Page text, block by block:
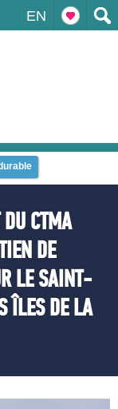
EN
CTMA
DE
LE SAINT-
ÎLES DE LA